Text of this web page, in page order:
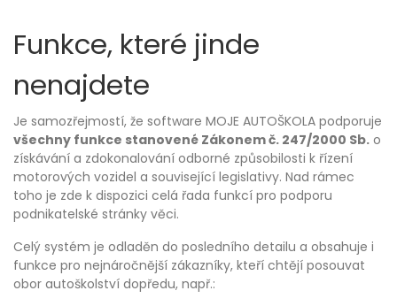
Funkce, které jinde
nenajdete
Je samozřejmostí, že software MOJE AUTOŠKOLA podporuje
všechny funkce stanovené Zákonem č. 247/2000 Sb. o
získávání a zdokonalování odborné způsobilosti k řízení
motorových vozidel a související legislativy. Nad rámec
toho je zde k dispozici celá řada funkcí pro podporu
podnikatelské stránky věci.
Celý systém je odladěn do posledního detailu a obsahuje i
funkce pro nejnáročnější zákazníky, kteří chtějí posouvat
obor autoškolství dopředu, např.: